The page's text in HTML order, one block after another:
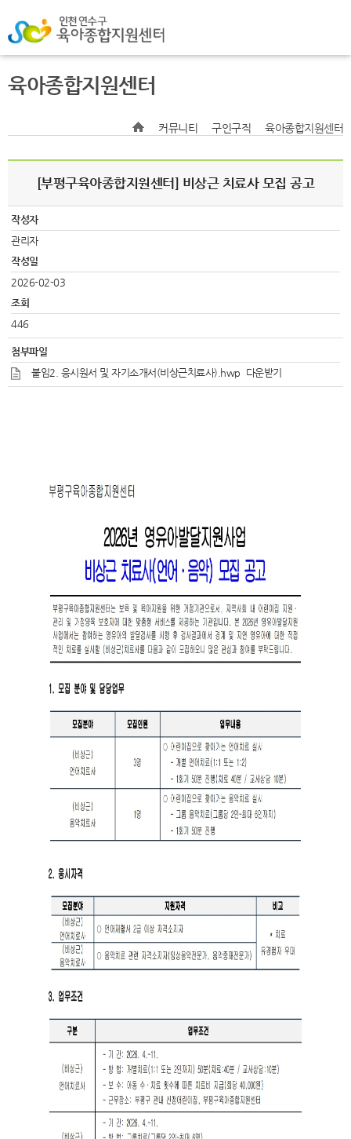
육아종합지원센터
커뮤니티 구인구직 육아종합지원센터
[부평구육아종합지원센터] 비상근 치료사 모집 공고
작성자
관리자
작성일
2026-02-03
조회
446
첨부파일
붙임2. 응시원서 및 자기소개서(비상근치료사).hwp 다운받기